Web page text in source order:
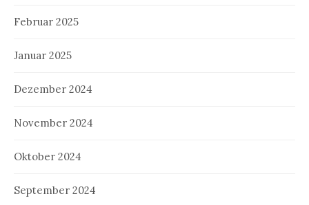
Februar 2025
Januar 2025
Dezember 2024
November 2024
Oktober 2024
September 2024